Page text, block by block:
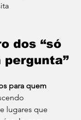
dos “só
pergunta”
para quem
lugares que